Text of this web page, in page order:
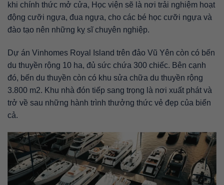
khi chính thức mở cửa, Học viện sẽ là nơi trải nghiệm hoạt
động cưỡi ngựa, đua ngựa, cho các bé học cưỡi ngựa và
đào tạo nên những kỵ sĩ chuyên nghiệp.
Dự án Vinhomes Royal Island trên đảo Vũ Yên còn có bến
du thuyền rộng 10 ha, đủ sức chứa 300 chiếc. Bên cạnh
đó, bến du thuyền còn có khu sửa chữa du thuyền rộng
3.800 m2. Khu nhà đón tiếp sang trọng là nơi xuất phát và
trở về sau những hành trình thưởng thức vẻ đẹp của biển
cả.